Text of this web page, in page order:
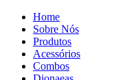
Home
Sobre Nós
Produtos
Acessórios
Combos